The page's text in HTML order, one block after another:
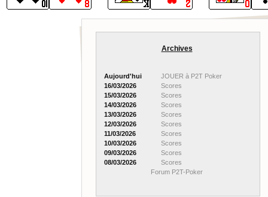
Archives
Aujourd'hui
JOUER à P2T Poker
16/03/2026
Scores
15/03/2026
Scores
14/03/2026
Scores
13/03/2026
Scores
12/03/2026
Scores
11/03/2026
Scores
10/03/2026
Scores
09/03/2026
Scores
08/03/2026
Scores
Forum P2T-Poker